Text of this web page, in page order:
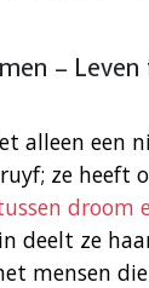
–
alleen een
ze heeft
droom
deelt ze
mensen